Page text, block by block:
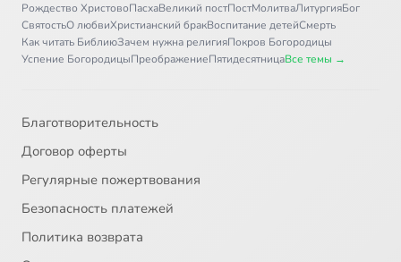
Рождество ХристовоПасхаВеликий постПостМолитваЛитургияБог
СвятостьО любвиХристианский бракВоспитание детейСмерть
Как читать БиблиюЗачем нужна религияПокров Богородицы
Успение БогородицыПреображениеПятидесятницаВсе темы →
Благотворительность
Договор оферты
Регулярные пожертвования
Безопасность платежей
Политика возврата